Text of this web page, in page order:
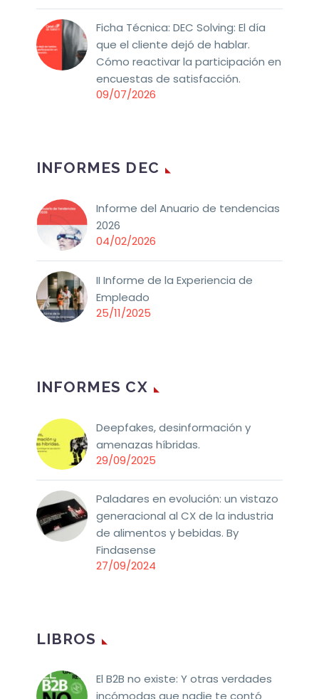
Ficha Técnica: DEC Solving: El día
que el cliente dejó de hablar.
Cómo reactivar la participación en
encuestas de satisfacción.
09/07/2026
INFORMES DEC
Informe del Anuario de tendencias
2026
04/02/2026
II Informe de la Experiencia de
Empleado
25/11/2025
INFORMES CX
Deepfakes, desinformación y
amenazas híbridas.
29/09/2025
Paladares en evolución: un vistazo
generacional al CX de la industria
de alimentos y bebidas. By
Findasense
27/09/2024
LIBROS
El B2B no existe: Y otras verdades
incómodas que nadie te contó